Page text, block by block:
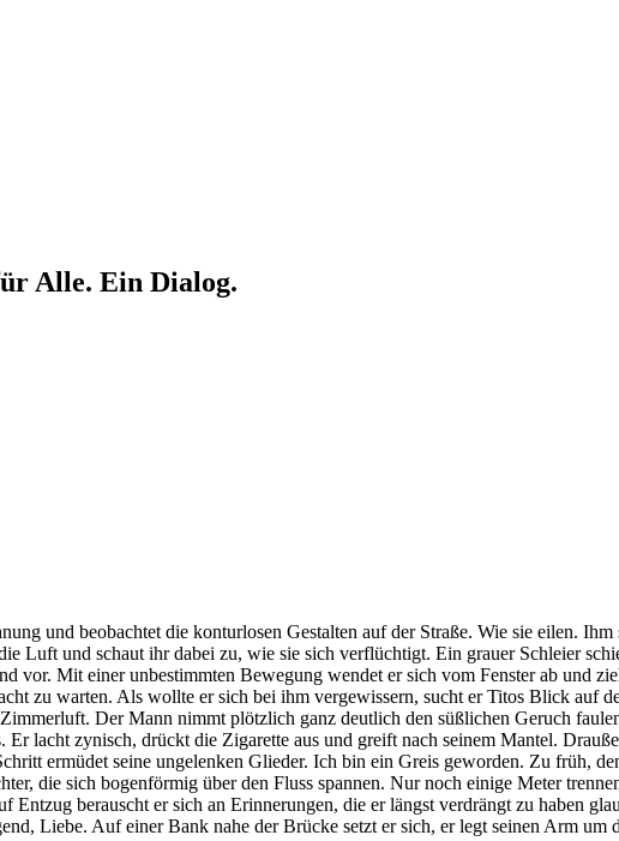
Alle. Ein Dialog.
und beobachtet die konturlosen Gestalten auf der Straße. Wie sie eilen.
Luft und schaut ihr dabei zu, wie sie sich verflüchtigt. Ein grauer Schleier
vor. Mit einer unbestimmten Bewegung wendet er sich vom Fenster ab und
zu warten. Als wollte er sich bei ihm vergewissern, sucht er Titos Blick auf
Der Mann nimmt plötzlich ganz deutlich den süßlichen Geruch
lacht zynisch, drückt die Zigarette aus und greift nach seinem Mantel.
ermüdet seine ungelenken Glieder. Ich bin ein Greis geworden. Zu früh,
die sich bogenförmig über den Fluss spannen. Nur noch einige Meter
berauscht er sich an Erinnerungen, die er längst verdrängt zu haben
Liebe. Auf einer Bank nahe der Brücke setzt er sich, er legt seinen Arm